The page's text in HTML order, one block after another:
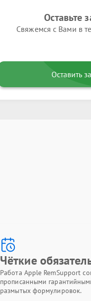
Оставьте
Свяжемся с Вами в
Оставить
Чёткие
Работа Apple RemSupport
прописанными
размытых формулировок.